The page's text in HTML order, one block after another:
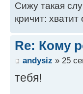
Сижу такая
кричит: хватит
Re: Кому
andysiz » 25
тебя!